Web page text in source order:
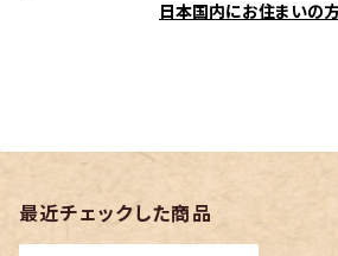
日本国内にお住まいの
最近チェックした商品